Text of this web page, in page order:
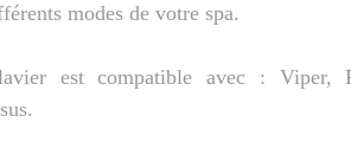
modes de votre spa.
est compatible avec : Viper,